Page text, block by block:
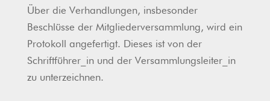
Über die Verhandlungen, insbesonder
Beschlüsse der Mitgliederversammlung, wird ein
Protokoll angefertigt. Dieses ist von der
Schriftführer_in und der Versammlungsleiter_in
zu unterzeichnen.